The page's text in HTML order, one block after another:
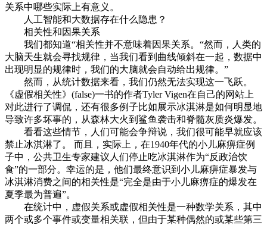
关系中哪些实际上有意义。
人工智能和大数据存在什么隐患？
相关性和因果关系
我们都知道“相关性并不意味着因果关系。“然而，人类的
大脑天生就会寻找规律，当我们看到曲线倾斜在一起，数据中
出现明显的规律时，我们的大脑就会自动给出规律。”
然而，从统计数据来看，我们仍然无法实现这一飞跃。
《虚假相关性》(false)一书的作者Tyler Vigen在自己的网站上
对此进行了调侃，还有很多例子比如展示冰淇淋是如何明显地
导致许多坏事的，从森林大火到鲨鱼袭击和脊髓灰质炎爆发。
看看这些情节，人们可能会争辩说，我们很可能早就应该
禁止冰淇淋了。 而且，实际上，在1940年代的小儿麻痹症例
子中，公共卫生专家建议人们停止吃冰淇淋作为“反政治饮
食”的一部分。幸运的是，他们最终意识到小儿麻痹症暴发与
冰淇淋消费之间的相关性是“完全是由于小儿麻痹症的爆发在
夏季最为普遍”。
在统计中，虚假关系或虚假相关性是一种数学关系，其中
两个或多个事件或变量相关联，但由于某种偶然的或某些第三